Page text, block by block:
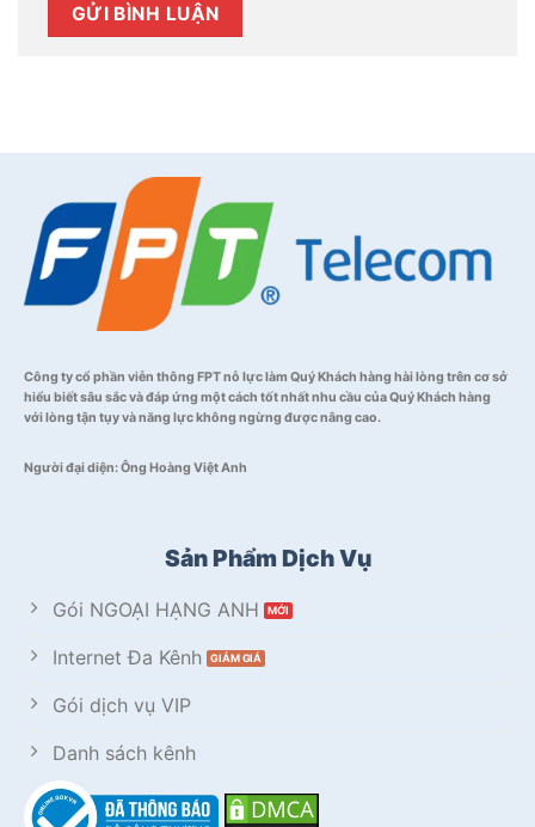
Công ty cổ phần viễn thông FPT nỗ lực làm Quý Khách hàng hài lòng trên cơ sở
hiểu biết sâu sắc và đáp ứng một cách tốt nhất nhu cầu của Quý Khách hàng
với lòng tận tụy và năng lực không ngừng được nâng cao.
Người đại diện: Ông Hoàng Việt Anh
Sản Phẩm Dịch Vụ
Gói NGOẠI HẠNG ANH
Internet Đa Kênh
Gói dịch vụ VIP
Danh sách kênh